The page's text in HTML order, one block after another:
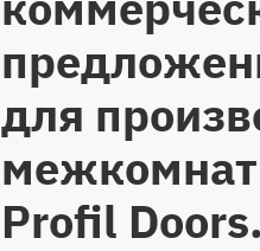
для
Рrоfil